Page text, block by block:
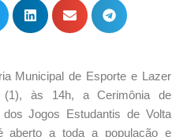
Municipal de Esporte e Lazer
(1), às 14h, a Cerimônia de
Jogos Estudantis de Volta
aberto a toda a população e